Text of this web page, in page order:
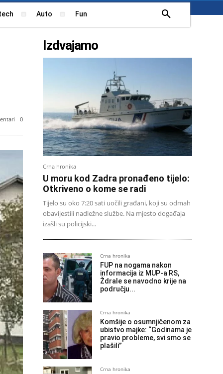
Auto Fun
0
Izdvajamo
Crna hronika
U moru kod Zadra pronađeno tijelo:
Otkriveno o kome se radi
Tijelo su oko 7:20 sati uočili građani, koji su odmah
obavijestili nadležne službe. Na mjesto događaja
izašli su policijski...
Crna hronika
FUP na nogama nakon
informacija iz MUP-a RS,
Ždrale se navodno krije na
području...
Crna hronika
Komšije o osumnjičenom za
ubistvo majke: “Godinama je
pravio probleme, svi smo se
plašili”
Crna hronika